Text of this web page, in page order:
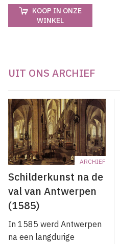
KOOP IN ONZE
WINKEL
UIT ONS ARCHIEF
ARCHIEF
Schilderkunst na de
val van Antwerpen
(1585)
In 1585 werd Antwerpen
na een langdurige